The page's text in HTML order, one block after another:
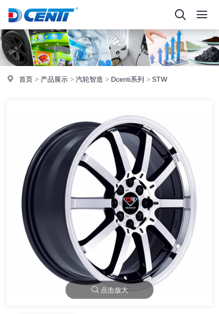
首页 > 产品展示 >汽轮智造 > Dcenti系列 >STW
点击放大